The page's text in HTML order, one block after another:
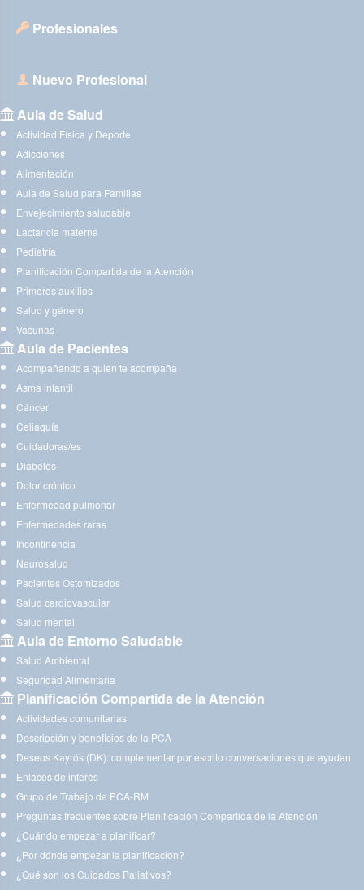
Profesionales
Nuevo Profesional
Aula de Salud
Actividad Física y Deporte
Adicciones
Alimentación
Aula de Salud para Familias
Envejecimiento saludable
Lactancia materna
Pediatría
Planificación Compartida de la Atención
Primeros auxilios
Salud y género
Vacunas
Aula de Pacientes
Acompañando a quien te acompaña
Asma infantil
Cáncer
Celiaquía
Cuidadoras/es
Diabetes
Dolor crónico
Enfermedad pulmonar
Enfermedades raras
Incontinencia
Neurosalud
Pacientes Ostomizados
Salud cardiovascular
Salud mental
Aula de Entorno Saludable
Salud Ambiental
Seguridad Alimentaria
Planificación Compartida de la Atención
Actividades comunitarias
Descripción y beneficios de la PCA
Deseos Kayrós (DK): complementar por escrito conversaciones que ayudan
Enlaces de interés
Grupo de Trabajo de PCA-RM
Preguntas frecuentes sobre Planificación Compartida de la Atención
¿Cuándo empezar a planificar?
¿Por dónde empezar la planificación?
¿Qué son los Cuidados Paliativos?